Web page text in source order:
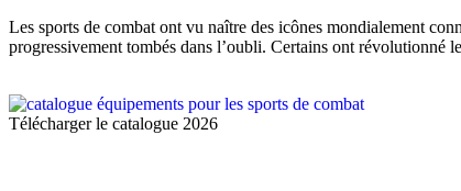
Les sports de combat ont vu naître des icônes mondialement
progressivement tombés dans l’oubli. Certains ont révolutionné
Télécharger le catalogue 2026